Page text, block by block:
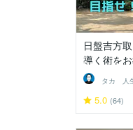
日盤吉方
導く術を
タカ 人
5.0 (64)